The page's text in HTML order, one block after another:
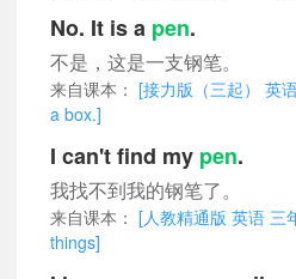
No. It is a pen.
不是，这是一支钢笔。
来自课本： [接力版（三起） 英
a box.]
I can't find my pen.
我找不到我的钢笔了。
来自课本： [人教精通版 英语 三
things]